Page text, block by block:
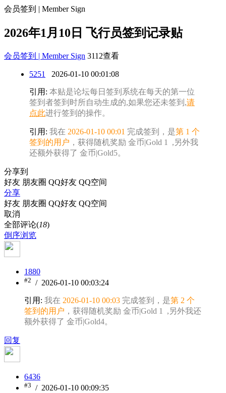
会员签到 | Member Sign
2026年1月10日 飞行员签到记录贴
会员签到 | Member Sign 3112查看
5251 2026-01-10 00:01:08
引用: 本贴是论坛每日签到系统在每天的第一位
签到者签到时所自动生成的,如果您还未签到,请
点此进行签到的操作。
引用: 我在 2026-01-10 00:01 完成签到，是第 1 个
签到的用户 ，获得随机奖励 金币|Gold 1 ,另外我
还额外获得了 金币|Gold5。
分享到
好友 朋友圈 QQ好友 QQ空间
分享
好友 朋友圈 QQ好友 QQ空间
取消
全部评论(18)
倒序浏览
1880
#2 / 2026-01-10 00:03:24
引用: 我在 2026-01-10 00:03 完成签到，是第 2 个
签到的用户 ，获得随机奖励 金币|Gold 1 ,另外我还
额外获得了 金币|Gold4。
回复
6436
#3 / 2026-01-10 00:09:35